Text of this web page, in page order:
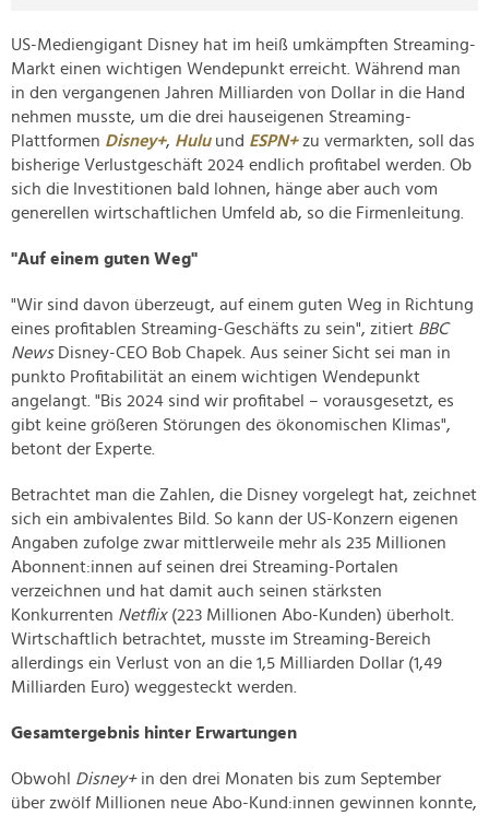
US-Mediengigant Disney hat im heiß umkämpften Streaming-
Markt einen wichtigen Wendepunkt erreicht. Während man
in den vergangenen Jahren Milliarden von Dollar in die Hand
nehmen musste, um die drei hauseigenen Streaming-
Plattformen Disney+, Huluund ESPN+zu vermarkten, soll das
bisherige Verlustgeschäft 2024 endlich profitabel werden. Ob
sich die Investitionen bald lohnen, hänge aber auch vom
generellen wirtschaftlichen Umfeld ab, so die Firmenleitung.
"Auf einem guten Weg"
"Wir sind davon überzeugt, auf einem guten Weg in Richtung
eines profitablen Streaming-Geschäfts zu sein", zitiert BBC
NewsDisney-CEO Bob Chapek. Aus seiner Sicht sei man in
punkto Profitabilität an einem wichtigen Wendepunkt
angelangt. "Bis 2024 sind wir profitabel – vorausgesetzt, es
gibt keine größeren Störungen des ökonomischen Klimas",
betont der Experte.
Betrachtet man die Zahlen, die Disney vorgelegt hat, zeichnet
sich ein ambivalentes Bild. So kann der US-Konzern eigenen
Angaben zufolge zwar mittlerweile mehr als 235 Millionen
Abonnent:innen auf seinen drei Streaming-Portalen
verzeichnen und hat damit auch seinen stärksten
Konkurrenten Netflix(223 Millionen Abo-Kunden) überholt.
Wirtschaftlich betrachtet, musste im Streaming-Bereich
allerdings ein Verlust von an die 1,5 Milliarden Dollar (1,49
Milliarden Euro) weggesteckt werden.
Gesamtergebnis hinter Erwartungen
Obwohl Disney+in den drei Monaten bis zum September
über zwölf Millionen neue Abo-Kund:innen gewinnen konnte,